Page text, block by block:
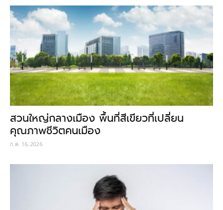
สวนใหญ่กลางเมือง พื้นที่สีเขียวที่เปลี่ยน
คุณภาพชีวิตคนเมือง
ก.ค. 16, 2026